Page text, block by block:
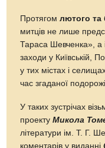
Протягомлютого та
митців не лише
Тараса Шевченка», а і
заходи у Київській,
у тих містах і
час згаданої подорожі.
У таких зустрічах
проектуМикола
літератури ім. Т. Г.
коментарів у виданні